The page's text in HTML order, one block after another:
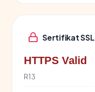
Sertifikat SSL
HTTPS Valid
R13